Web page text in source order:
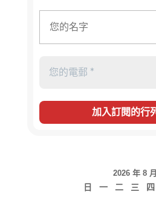
2026 年 8 月
日 一 二 三 四